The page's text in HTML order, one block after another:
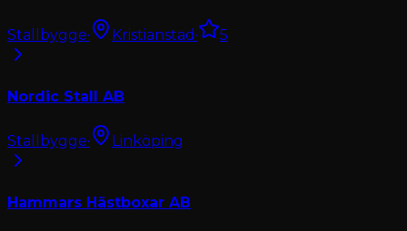
Stallbygge· Kristianstad · 5
Nordic Stall AB
Stallbygge· Linköping
Hammars Hästboxar AB